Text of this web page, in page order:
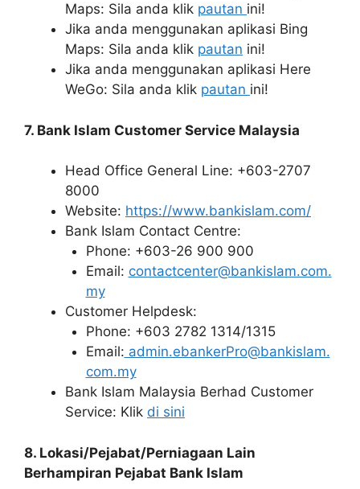
Maps: Sila anda klik pautan ini!
Jika anda menggunakan aplikasi Bing
Maps: Sila anda klik pautan ini!
Jika anda menggunakan aplikasi Here
WeGo: Sila anda klik pautan ini!
7. Bank Islam Customer Service Malaysia
Head Office General Line: +603-2707
8000
Website: https://www.bankislam.com/
Bank Islam Contact Centre:
Phone: +603-26 900 900
Email: contactcenter@bankislam.com.
my
Customer Helpdesk:
Phone: +603 2782 1314/1315
Email: admin.ebankerPro@bankislam.
com.my
Bank Islam Malaysia Berhad Customer
Service: Klik di sini
8. Lokasi/Pejabat/Perniagaan Lain
Berhampiran Pejabat Bank Islam